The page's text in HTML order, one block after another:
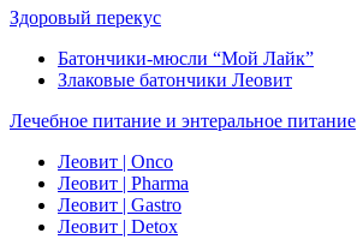
Здоровый перекус
Батончики-мюсли “Мой Лайк”
Злаковые батончики Леовит
Лечебное питание и энтеральное питание
Леовит | Onco
Леовит | Pharma
Леовит | Gastro
Леовит | Detox